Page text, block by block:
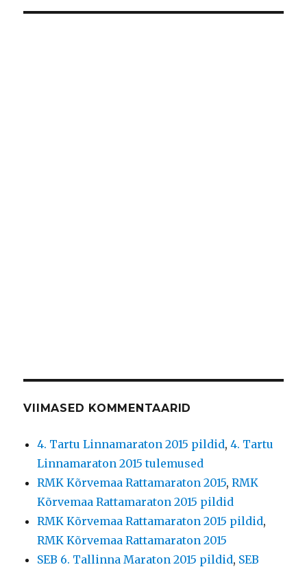
VIIMASED KOMMENTAARID
4. Tartu Linnamaraton 2015 pildid,4. Tartu
Linnamaraton 2015 tulemused
RMK Kõrvemaa Rattamaraton 2015,RMK
Kõrvemaa Rattamaraton 2015 pildid
RMK Kõrvemaa Rattamaraton 2015 pildid,
RMK Kõrvemaa Rattamaraton 2015
SEB 6. Tallinna Maraton 2015 pildid, SEB